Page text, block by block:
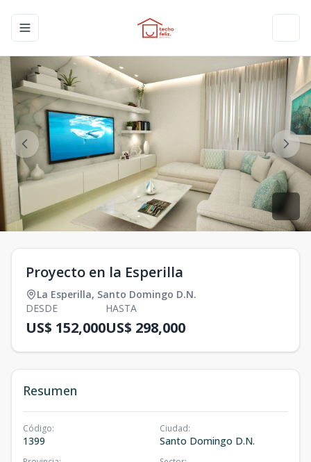
Toggle navigation menu
Proyecto en la Esperilla
La Esperilla, Santo Domingo D.N.
DESDE
US$ 152,000
HASTA
US$ 298,000
Resumen
Código:
1399
Ciudad:
Santo Domingo D.N.